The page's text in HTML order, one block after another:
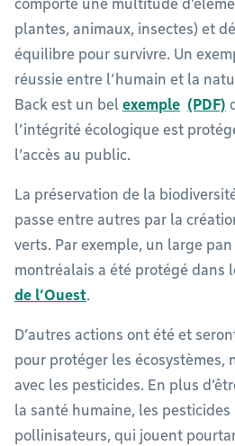
comporte une multitude
plantes, animaux, insectes) et
équilibre pour survivre. Un
réussie entre l’humain et la
Back est un bel exemple
l’intégrité écologique est
l’accès au public.
La préservation de la
passe entre autres par la
verts. Par exemple, un large
montréalais a été protégé dans
de l’Ouest.
D’autres actions ont été et
pour protéger les écosystèmes,
avec les pesticides. En plus
la santé humaine, les
pollinisateurs, qui jouent